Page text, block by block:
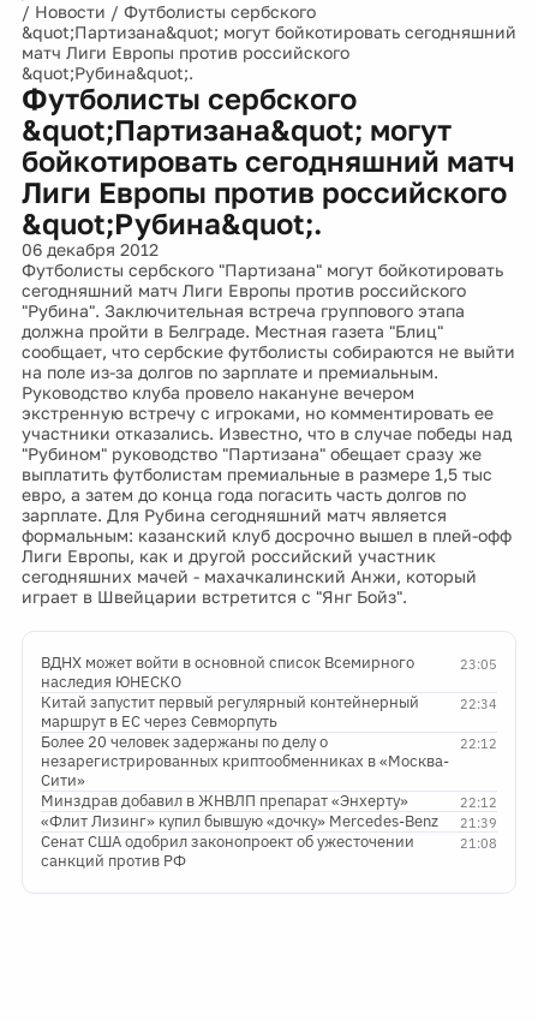
/ Новости / Футболисты сербского
&quot;Партизана&quot; могут бойкотировать сегодняшний
матч Лиги Европы против российского
&quot;Рубина&quot;.
Футболисты сербского
&quot;Партизана&quot; могут
бойкотировать сегодняшний матч
Лиги Европы против российского
&quot;Рубина&quot;.
06 декабря 2012
Футболисты сербского "Партизана" могут бойкотировать
сегодняшний матч Лиги Европы против российского
"Рубина". Заключительная встреча группового этапа
должна пройти в Белграде. Местная газета "Блиц"
сообщает, что сербские футболисты собираются не выйти
на поле из-за долгов по зарплате и премиальным.
Руководство клуба провело накануне вечером
экстренную встречу с игроками, но комментировать ее
участники отказались. Известно, что в случае победы над
"Рубином" руководство "Партизана" обещает сразу же
выплатить футболистам премиальные в размере 1,5 тыс
евро, а затем до конца года погасить часть долгов по
зарплате. Для Рубина сегодняшний матч является
формальным: казанский клуб досрочно вышел в плей-офф
Лиги Европы, как и другой российский участник
сегодняшних мачей - махачкалинский Анжи, который
играет в Швейцарии встретится с "Янг Бойз".
23:05
ВДНХ может войти в основной список Всемирного
наследия ЮНЕСКО
22:34
Китай запустит первый регулярный контейнерный
маршрут в ЕС через Севморпуть
22:12
Более 20 человек задержаны по делу о
незарегистрированных криптообменниках в «Москва-
Сити»
22:12
Минздрав добавил в ЖНВЛП препарат «Энхерту»
21:39
«Флит Лизинг» купил бывшую «дочку» Mercedes-Benz
21:08
Сенат США одобрил законопроект об ужесточении
санкций против РФ